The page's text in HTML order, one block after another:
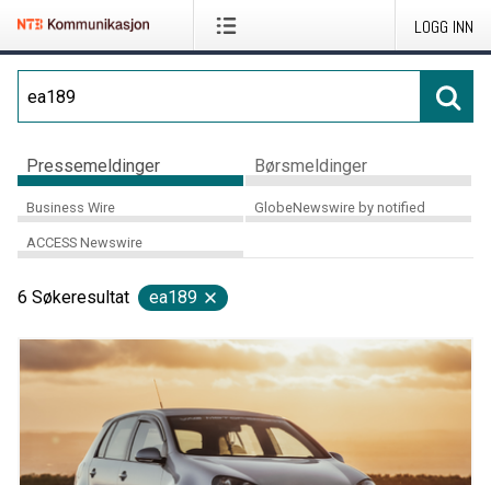
LOGG INN
Pressemeldinger Børsmeldinger
Business Wire GlobeNewswire by notified
ACCESS Newswire
6 Søkeresultat ea189